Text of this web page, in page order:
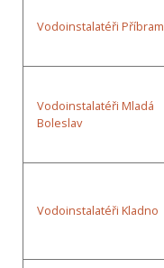
Vodoinstalatéři Příbram
Vodoinstalatéři Mladá
Boleslav
Vodoinstalatéři Kladno